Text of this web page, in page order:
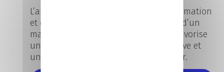
L’apprenant alterne entre centre de formation
et entreprise, avec l’accompagnement d’un
maître d’apprentissage. Ce dispositif favorise
une montée en compétences progressive et
une immersion concrète dans le métier.